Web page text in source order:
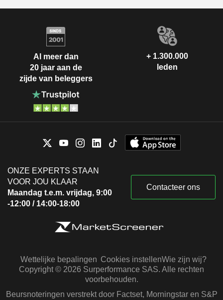
Al meer dan
20 jaar aan de
zijde van beleggers
+ 1.300.000
leden
ONZE EXPERTS STAAN
VOOR JOU KLAAR
Maandag t.e.m. vrijdag, 9:00
-12:00 / 14:00-18:00
Contacteer ons
Wettelijke bepalingen Cookies instellenWie zijn wij?
Copyright © 2026 Surperformance SAS. Alle rechten
voorbehouden.
Beursnoteringen verstrekt door Factset, Morningstar en S&P